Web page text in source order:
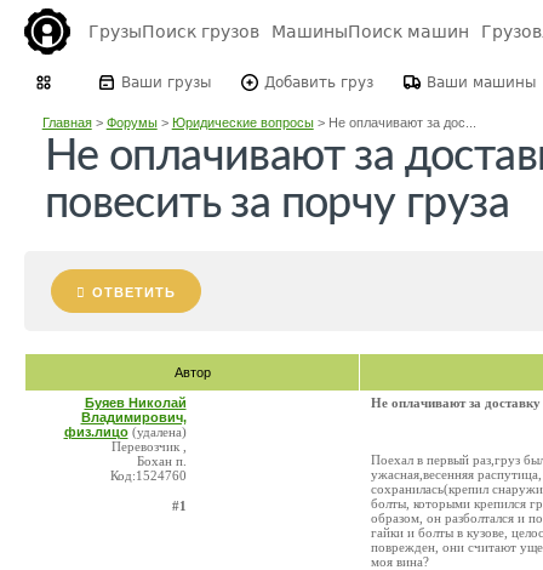
ГрузыПоиск грузов МашиныПоиск машин
Ваши грузы Добавить груз Ваши машины
Главная> Форумы> Юридические вопросы> Не оплачивают за дос...
Не оплачивают за
повесить за порчу груза
ОТВЕТИТЬ
Автор
Буяев Николай
Владимирович,
физ.лицо (удалена)
Перевозчик ,
Бохан п.
Код:1524760
#1
Не оплачивают за доставку
Поехал в первый раз,груз
ужасная,весенняя
сохранилась(крепил
болты, которыми крепился
образом, он разболтался и
гайки и болты в кузове,
поврежден, они считают
моя вина?